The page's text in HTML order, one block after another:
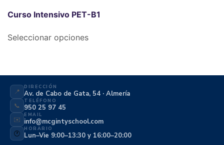
Curso Intensivo PET-B1
Seleccionar opciones
📍
DIRECCIÓN
Av. de Cabo de Gata, 54 · Almería
📞
TELÉFONO
950 25 97 45
✉️
EMAIL
info@mcgintyschool.com
🕐
HORARIO
Lun–Vie 9:00–13:30 y 16:00–20:00